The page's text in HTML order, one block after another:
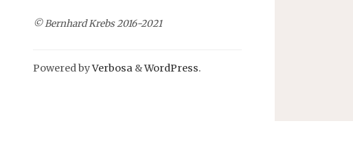
© Bernhard Krebs 2016-2021
Powered byVerbosa &WordPress.